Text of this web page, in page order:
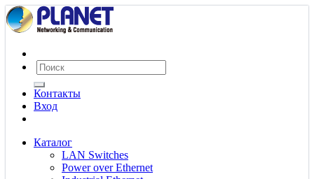
Контакты
Вход
Каталог
LAN Switches
Power over Ethernet